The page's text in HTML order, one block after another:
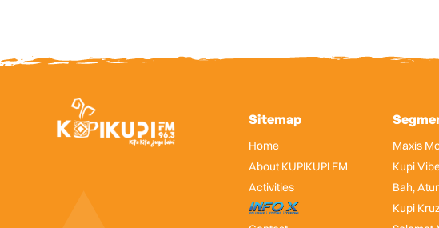
Sitemap
Home
About KUPIKUPI FM
Activities
InfoX
Maxis
Kupi
Bah,
Kupi